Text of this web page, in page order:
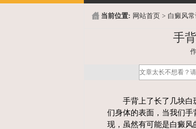
首页
当前位置: 网站首页 > 白癜风常
手
手背上了长了几块白斑
们身体的表面，当我们
现，虽然有可能是白癜